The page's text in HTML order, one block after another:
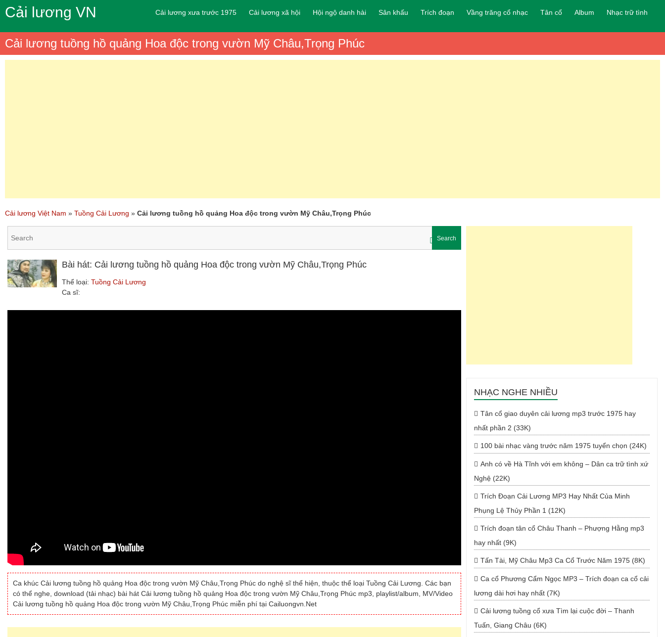
Cải lương VN Cải lương xưa trước 1975 Cải lương xã hội Hội ngộ danh hài Sân khấu Trích đoạn Vầng trăng cổ nhạc Tân cổ Album Nhạc trữ tình
Cải lương tuồng hồ quảng Hoa độc trong vườn Mỹ Châu,Trọng Phúc
Cải lương Việt Nam » Tuồng Cải Lương » Cải lương tuồng hồ quảng Hoa độc trong vườn Mỹ Châu,Trọng Phúc
Search
Bài hát: Cải lương tuồng hồ quảng Hoa độc trong vườn Mỹ Châu,Trọng Phúc
Thể loại:Tuồng Cải Lương
Ca sĩ:
Ca khúc Cải lương tuồng hồ quảng Hoa độc trong vườn Mỹ Châu,Trọng Phúc do nghệ sĩ thể hiện, thuộc thể loại Tuồng Cải Lương. Các bạn
có thể nghe, download (tải nhạc) bài hát Cải lương tuồng hồ quảng Hoa độc trong vườn Mỹ Châu,Trọng Phúc mp3, playlist/album, MV/Video
Cải lương tuồng hồ quảng Hoa độc trong vườn Mỹ Châu,Trọng Phúc miễn phí tại Cailuongvn.Net
NHẠC NGHE NHIỀU
Tân cổ giao duyên cải lương mp3 trước 1975 hay
nhất phần 2 (33K)
100 bài nhạc vàng trước năm 1975 tuyển chọn (24K)
Anh có về Hà Tĩnh với em không – Dân ca trữ tình xứ
Nghệ (22K)
Trích Đoạn Cải Lương MP3 Hay Nhất Của Minh
Phụng Lệ Thủy Phần 1 (12K)
Trích đoạn tân cổ Châu Thanh – Phượng Hằng mp3
hay nhất (9K)
Tấn Tài, Mỹ Châu Mp3 Ca Cổ Trước Năm 1975 (8K)
Ca cổ Phương Cẩm Ngọc MP3 – Trích đoạn ca cổ cải
lương dài hơi hay nhất (7K)
Cải lương tuồng cổ xưa Tìm lại cuộc đời – Thanh
Tuấn, Giang Châu (6K)